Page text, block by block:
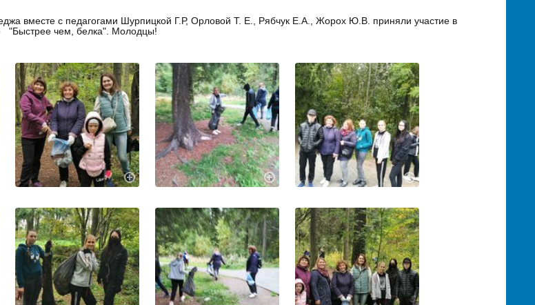
вместе с педагогами Шурпицкой Г.Р, Орловой Т. Е., Рябчук Е.А., Жорох Ю.В. приняли участие в
"Быстрее чем, белка". Молодцы!